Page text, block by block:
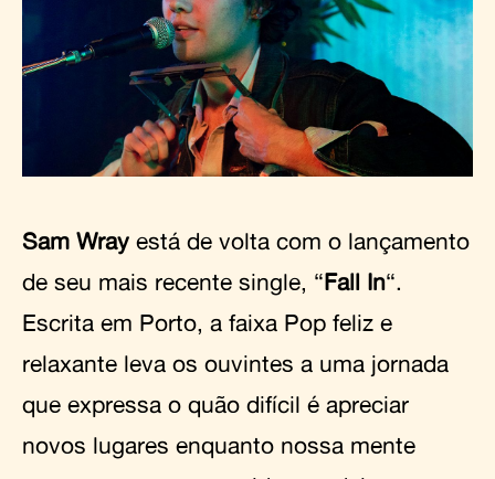
Sam Wray está de volta com o lançamento
de seu mais recente single, “Fall In“.
Escrita em Porto, a faixa Pop feliz e
relaxante leva os ouvintes a uma jornada
que expressa o quão difícil é apreciar
novos lugares enquanto nossa mente